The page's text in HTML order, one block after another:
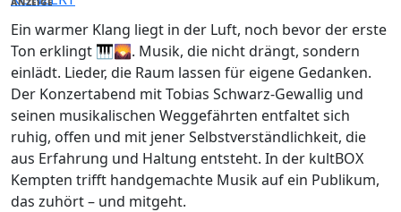
Ein warmer Klang liegt in der Luft, noch bevor der erste
Ton erklingt 🎹🌄. Musik, die nicht drängt, sondern
einlädt. Lieder, die Raum lassen für eigene Gedanken.
Der Konzertabend mit Tobias Schwarz-Gewallig und
seinen musikalischen Weggefährten entfaltet sich
ruhig, offen und mit jener Selbstverständlichkeit, die
aus Erfahrung und Haltung entsteht. In der kultBOX
Kempten trifft handgemachte Musik auf ein Publikum,
das zuhört – und mitgeht.